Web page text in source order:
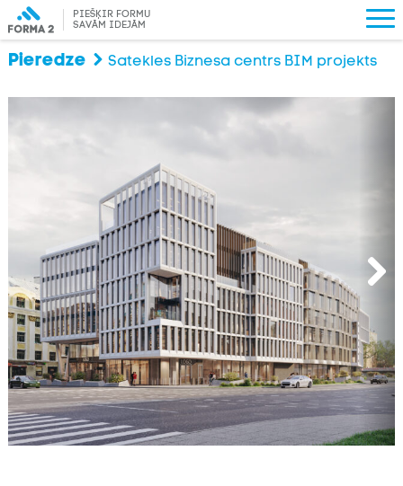
PIEŠĶIR FORMU
SAVĀM IDEJĀM
Pieredze Satekles Biznesa centrs BIM projekts